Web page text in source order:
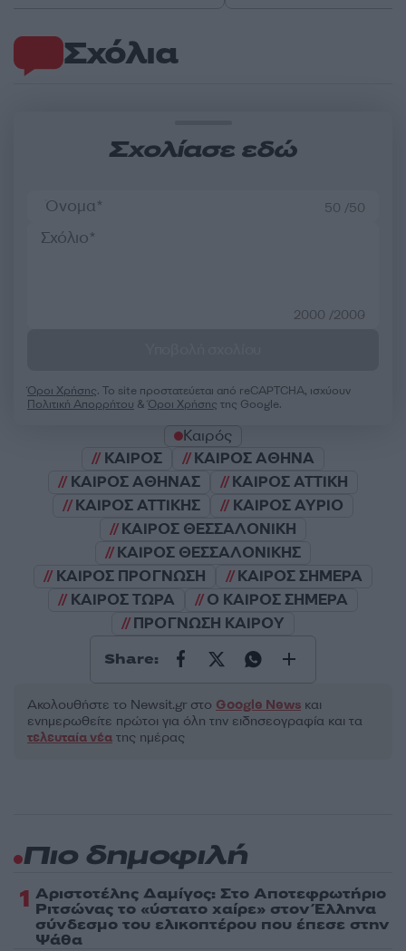
Σχόλια
Σχολίασε εδώ
50 /50
2000 /2000
Όροι Χρήσης. Το site προστατεύεται από reCAPTCHA, ισχύουν
Πολιτική Απορρήτου &Όροι Χρήσης της Google.
Καιρός
ΚΑΙΡΟΣ
ΚΑΙΡΟΣ ΑΘΗΝΑ
ΚΑΙΡΟΣ ΑΘΗΝΑΣ
ΚΑΙΡΟΣ ΑΤΤΙΚΗ
ΚΑΙΡΟΣ ΑΤΤΙΚΗΣ
ΚΑΙΡΟΣ ΑΥΡΙΟ
ΚΑΙΡΟΣ ΘΕΣΣΑΛΟΝΙΚΗ
ΚΑΙΡΟΣ ΘΕΣΣΑΛΟΝΙΚΗΣ
ΚΑΙΡΟΣ ΠΡΟΓΝΩΣΗ
ΚΑΙΡΟΣ ΣΗΜΕΡΑ
ΚΑΙΡΟΣ ΤΩΡΑ
Ο ΚΑΙΡΟΣ ΣΗΜΕΡΑ
ΠΡΟΓΝΩΣΗ ΚΑΙΡΟΥ
Share:
Ακολουθήστε το Νewsit.gr στο Google News και
ενημερωθείτε πρώτοι για όλη την ειδησεογραφία και τα
τελευταία νέα της ημέρας
Πιο δημοφιλή
1 Αριστοτέλης Δαμίγος: Στο Αποτεφρωτήριο
Ριτσώνας το «ύστατο χαίρε» στον Έλληνα
σύνδεσμο του ελικοπτέρου που έπεσε στην
Ψάθα